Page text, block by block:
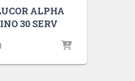
ALPHA
30 SERV